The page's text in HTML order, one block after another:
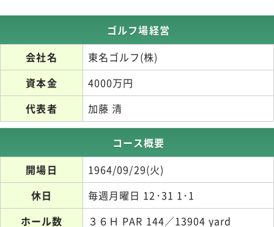
ゴルフ場経営
会社名
東名ゴルフ(株)
資本金
4000万円
代表者
加藤 清
コース概要
開場日
1964/09/29(火)
休日
毎週月曜日 12･31 1･1
ホール数
３６Ｈ PAR 144／13904 yard